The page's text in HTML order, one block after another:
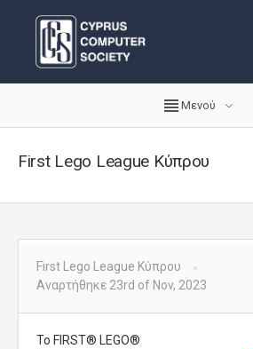
Μενού
First Lego League Κύπρου
First Lego League Κύπρου
Αναρτήθηκε 23rd of Nov, 2023
Το FIRST® LEGO®